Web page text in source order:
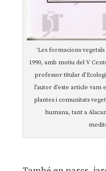
‘Les formacions vegetals
1990, amb motiu del V
professor titular
l’autor d’este article
plantes i comunitats
humana, tant a